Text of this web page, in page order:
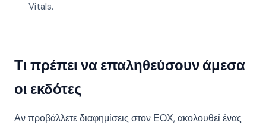
Vitals.
Τι πρέπει να επαληθεύσουν άμεσα
οι εκδότες
Αν προβάλλετε διαφημίσεις στον ΕΟΧ, ακολουθεί ένας